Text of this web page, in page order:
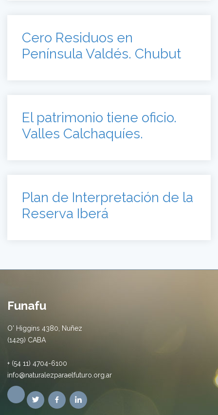
Cero Residuos en
Península Valdés. Chubut
El patrimonio tiene oficio.
Valles Calchaquíes.
Plan de Interpretación de la
Reserva Iberá
Funafu
O' Higgins 4380, Nuñez
(1429) CABA
+ (54 11) 4704-6100
info@naturalezparaelfuturo.org.ar